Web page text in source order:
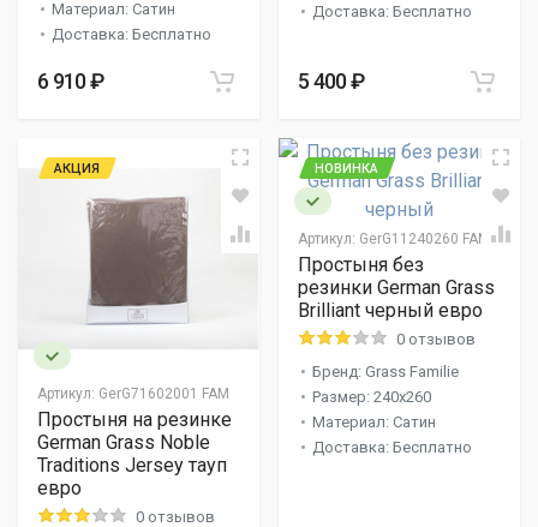
Материал: Сатин
Доставка: Бесплатно
6 910 ₽
Доставка: Бесплатно
5 400 ₽
Артикул: GerG71602001 FAM
АКЦИЯ
Простыня на резинке
German Grass Noble
Traditions Jersey тауп
евро
0 отзывов
Артикул: GerG11240260 FAM
НОВИНКА
Простыня без
резинки German Grass
Brilliant черный евро
0 отзывов
Бренд: Grass Familie
Размер: 240x260
Материал: Сатин
Доставка: Бесплатно